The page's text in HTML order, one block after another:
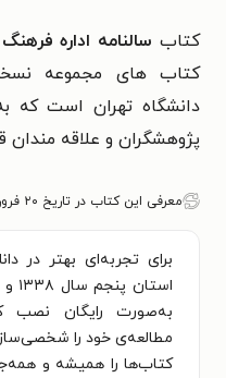
کتاب سالنامه اداره
کتاب های مجموعه
دانشگاه تهران است که
پژوهشگران و علاقه مندان
معرفی این کتاب در تاریخ ۲۰ فروردین ۱۴۰۵ به‌روزرسانی شده است.
برای تجربه‌ای بهتر در
به‌صورت رایگان نصب
مطالعه‌ی خود را
کتاب‌ها را همیشه و